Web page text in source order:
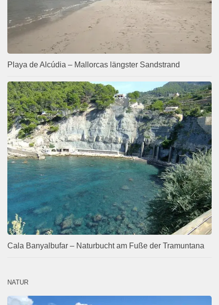
Playa de Alcúdia – Mallorcas längster Sandstrand
Cala Banyalbufar – Naturbucht am Fuße der Tramuntana
NATUR